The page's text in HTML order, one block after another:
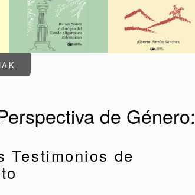
de Género:
Testimonios de